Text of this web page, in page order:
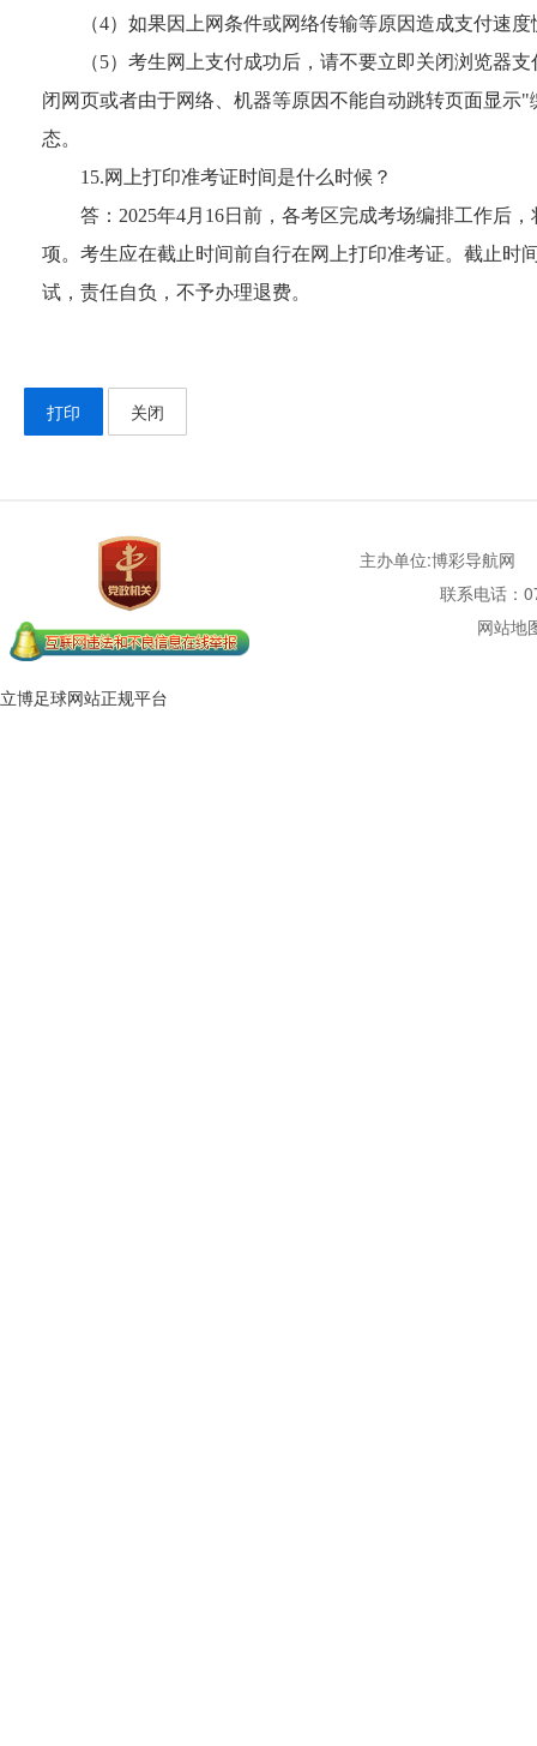
（4）如果因上网条件或网络传输等原因造成支付速
（5）考生网上支付成功后，请不要立即关闭浏览器
闭网页或者由于网络、机器等原因不能自动跳转页面显
态。
15.网上打印准考证时间是什么时候？
答：2025年4月16日前，各考区完成考场编排工作后
项。考生应在截止时间前自行在网上打印准考证。截止时
试，责任自负，不予办理退费。
打印 关闭
主办单位:博彩导航网
联系电话：
网站地
立博足球网站正规平台